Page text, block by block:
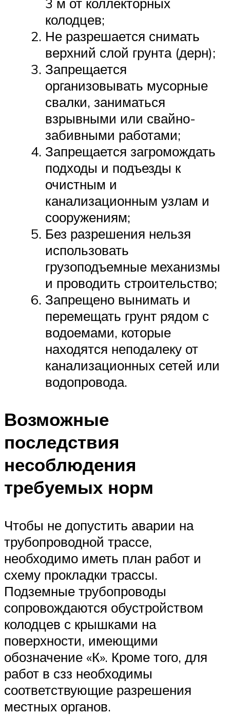
колодцев;
Не разрешается снимать
верхний слой грунта (дерн);
Запрещается
организовывать мусорные
свалки, заниматься
взрывными или свайно-
забивными работами;
Запрещается загромождать
подходы и подъезды к
очистным и
канализационным узлам и
сооружениям;
Без разрешения нельзя
использовать
грузоподъемные механизмы
и проводить строительство;
Запрещено вынимать и
перемещать грунт рядом с
водоемами, которые
находятся неподалеку от
канализационных сетей или
водопровода.
Возможные
последствия
несоблюдения
требуемых норм
Чтобы не допустить аварии на
трубопроводной трассе,
необходимо иметь план работ и
схему прокладки трассы.
Подземные трубопроводы
сопровождаются обустройством
колодцев с крышками на
поверхности, имеющими
обозначение «К». Кроме того, для
работ в сзз необходимы
соответствующие разрешения
местных органов.